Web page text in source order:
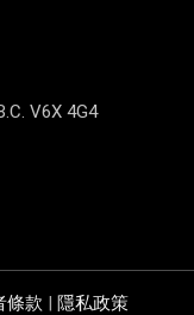
V6X 4G4
條款 | 隱私政策